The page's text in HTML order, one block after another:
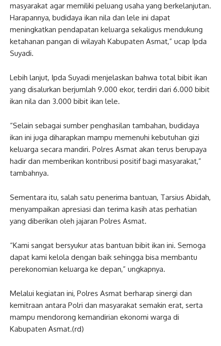
masyarakat agar memiliki peluang usaha yang berkelanjutan.
Harapannya, budidaya ikan nila dan lele ini dapat
meningkatkan pendapatan keluarga sekaligus mendukung
ketahanan pangan di wilayah Kabupaten Asmat,” ucap Ipda
Suyadi.
Lebih lanjut, Ipda Suyadi menjelaskan bahwa total bibit ikan
yang disalurkan berjumlah 9.000 ekor, terdiri dari 6.000 bibit
ikan nila dan 3.000 bibit ikan lele.
“Selain sebagai sumber penghasilan tambahan, budidaya
ikan ini juga diharapkan mampu memenuhi kebutuhan gizi
keluarga secara mandiri. Polres Asmat akan terus berupaya
hadir dan memberikan kontribusi positif bagi masyarakat,”
tambahnya.
Sementara itu, salah satu penerima bantuan, Tarsius Abidah,
menyampaikan apresiasi dan terima kasih atas perhatian
yang diberikan oleh jajaran Polres Asmat.
“Kami sangat bersyukur atas bantuan bibit ikan ini. Semoga
dapat kami kelola dengan baik sehingga bisa membantu
perekonomian keluarga ke depan,” ungkapnya.
Melalui kegiatan ini, Polres Asmat berharap sinergi dan
kemitraan antara Polri dan masyarakat semakin erat, serta
mampu mendorong kemandirian ekonomi warga di
Kabupaten Asmat.(rd)